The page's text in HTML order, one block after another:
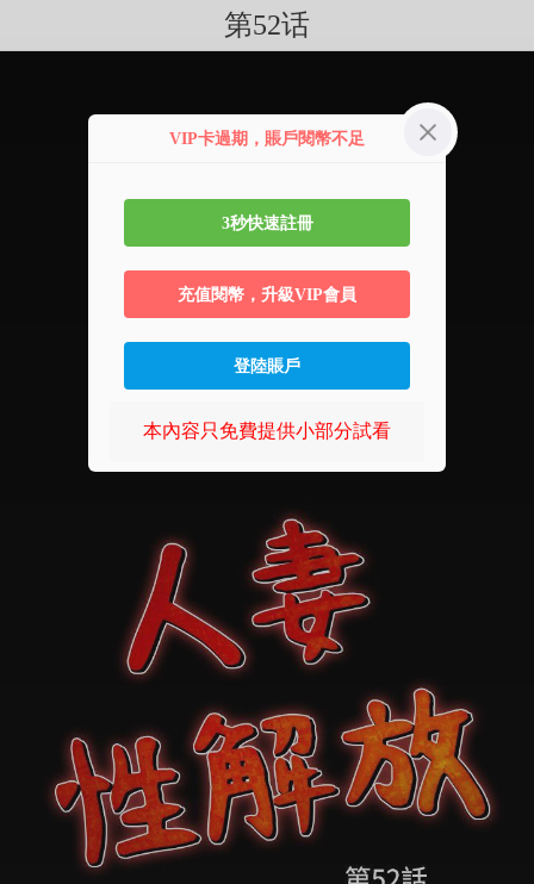
第52话
VIP卡過期，賬戶閱幣不足
3秒快速註冊
充值閱幣，升級VIP會員
登陸賬戶
本內容只免費提供小部分試看